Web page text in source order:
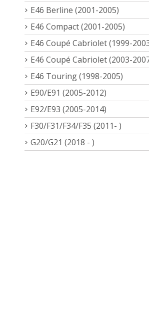
E46 Berline (2001-2005)
E46 Compact (2001-2005)
E46 Coupé Cabriolet (1999-
E46 Coupé Cabriolet (2003-
E46 Touring (1998-2005)
E90/E91 (2005-2012)
E92/E93 (2005-2014)
F30/F31/F34/F35 (2011- )
G20/G21 (2018 - )